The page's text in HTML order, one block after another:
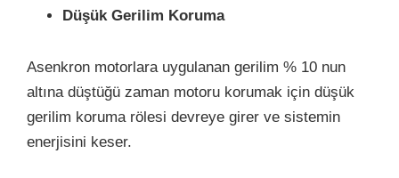
Düşük Gerilim Koruma
Asenkron motorlara uygulanan gerilim % 10 nun
altına düştüğü zaman motoru korumak için düşük
gerilim koruma rölesi devreye girer ve sistemin
enerjisini keser.